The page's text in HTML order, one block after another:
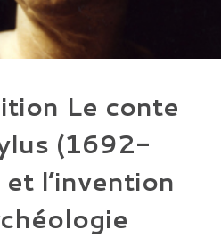
Le conte
(1692-
l’invention